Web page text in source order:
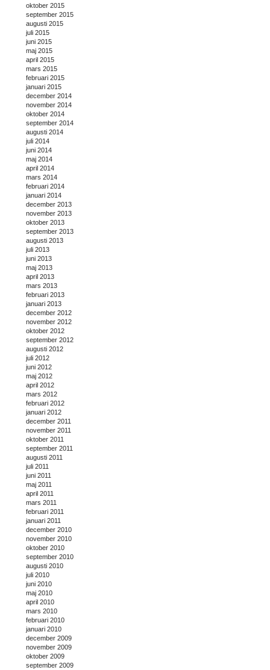
oktober 2015
september 2015
augusti 2015
juli 2015
juni 2015
maj 2015
april 2015
mars 2015
februari 2015
januari 2015
december 2014
november 2014
oktober 2014
september 2014
augusti 2014
juli 2014
juni 2014
maj 2014
april 2014
mars 2014
februari 2014
januari 2014
december 2013
november 2013
oktober 2013
september 2013
augusti 2013
juli 2013
juni 2013
maj 2013
april 2013
mars 2013
februari 2013
januari 2013
december 2012
november 2012
oktober 2012
september 2012
augusti 2012
juli 2012
juni 2012
maj 2012
april 2012
mars 2012
februari 2012
januari 2012
december 2011
november 2011
oktober 2011
september 2011
augusti 2011
juli 2011
juni 2011
maj 2011
april 2011
mars 2011
februari 2011
januari 2011
december 2010
november 2010
oktober 2010
september 2010
augusti 2010
juli 2010
juni 2010
maj 2010
april 2010
mars 2010
februari 2010
januari 2010
december 2009
november 2009
oktober 2009
september 2009